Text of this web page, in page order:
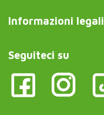
Informazioni legali
Seguiteci su